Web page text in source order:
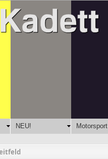
NEU! Motorsport